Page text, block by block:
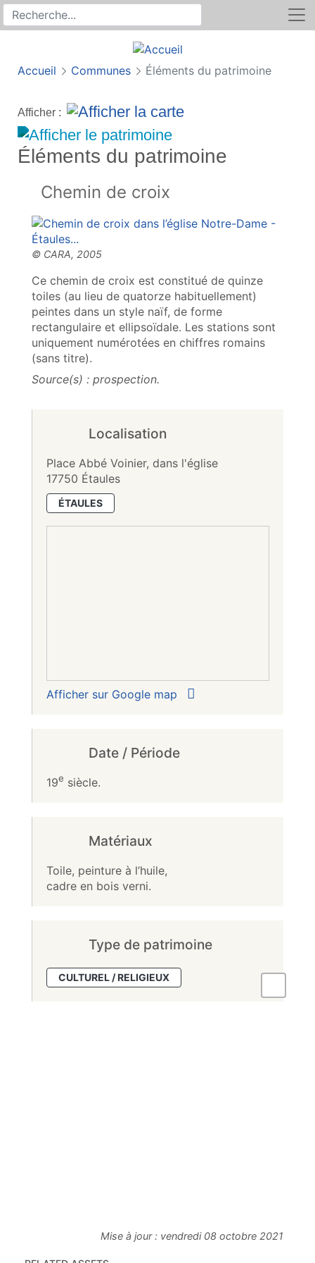
Recherche sur le site
Rechercher
Accueil Communes Éléments du patrimoine
Afficher :
Éléments du patrimoine
Chemin de croix
Ce chemin de croix est constitué de quinze
toiles (au lieu de quatorze habituellement)
peintes dans un style naïf, de forme
rectangulaire et ellipsoïdale. Les stations sont
uniquement numérotées en chiffres romains
(sans titre).
Source(s) : prospection.
Localisation
Place Abbé Voinier, dans l'église
17750 Étaules
ÉTAULES
Afficher sur Google map
Date / Période
19e siècle.
Matériaux
Toile, peinture à l’huile,
cadre en bois verni.
Type de patrimoine
CULTUREL / RELIGIEUX
Mise à jour : vendredi 08 octobre 2021